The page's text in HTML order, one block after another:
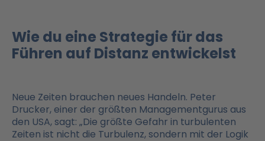
Wie du eine Strategie für das
Führen auf Distanz entwickelst
Neue Zeiten brauchen neues Handeln. Peter
Drucker, einer der größten Managementgurus aus
den USA, sagt: „Die größte Gefahr in turbulenten
Zeiten ist nicht die Turbulenz, sondern mit der Logik